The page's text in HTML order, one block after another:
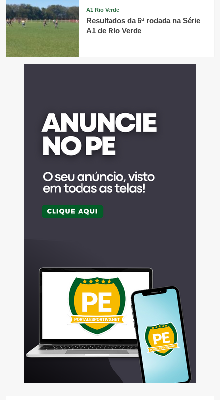
A1 Rio Verde
Resultados da 6ª rodada na Série
A1 de Rio Verde